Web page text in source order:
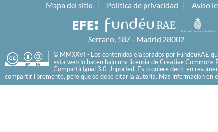
Mapa del sitio Política de privacidad Aviso
Serrano, 187 - Madrid 28002
© MMXXVI - Los contenidos elaborados por FundéuRAE
esta web lo hacen bajo una licencia de Creative Commons
CompartirIgual 3.0 Unported. Esto quiere decir, en
compartir libremente, pero que se debe citar la autoría. Más información en